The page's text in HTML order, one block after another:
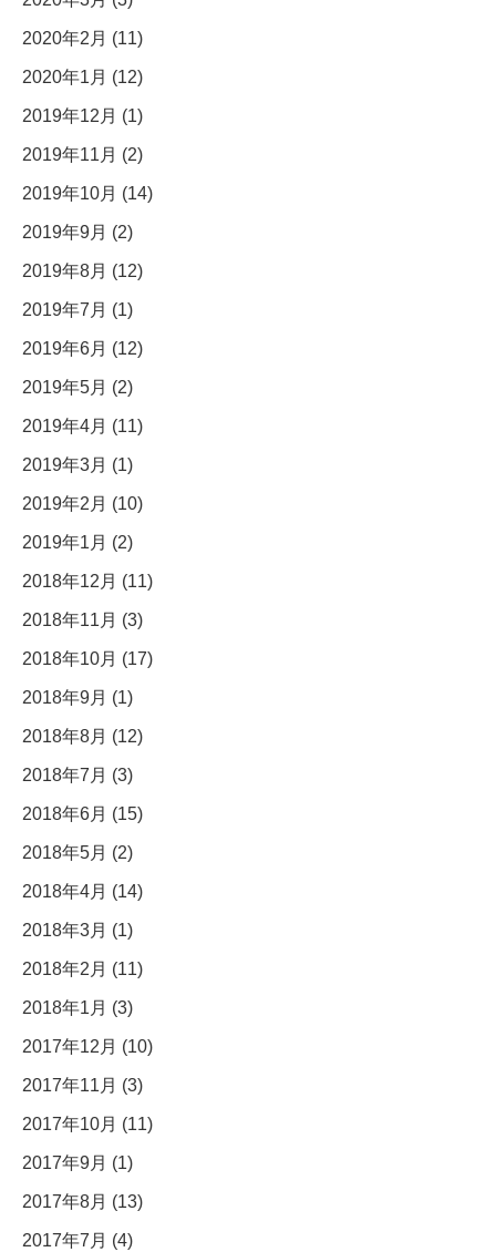
2020年2月 (11)
2020年1月 (12)
2019年12月 (1)
2019年11月 (2)
2019年10月 (14)
2019年9月 (2)
2019年8月 (12)
2019年7月 (1)
2019年6月 (12)
2019年5月 (2)
2019年4月 (11)
2019年3月 (1)
2019年2月 (10)
2019年1月 (2)
2018年12月 (11)
2018年11月 (3)
2018年10月 (17)
2018年9月 (1)
2018年8月 (12)
2018年7月 (3)
2018年6月 (15)
2018年5月 (2)
2018年4月 (14)
2018年3月 (1)
2018年2月 (11)
2018年1月 (3)
2017年12月 (10)
2017年11月 (3)
2017年10月 (11)
2017年9月 (1)
2017年8月 (13)
2017年7月 (4)